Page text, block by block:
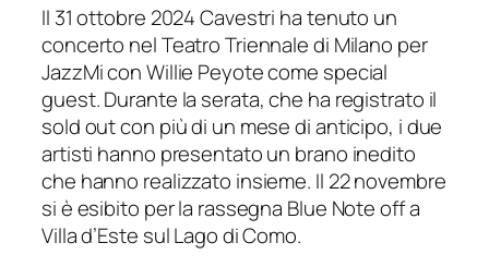
Il 31 ottobre 2024 Cavestri ha tenuto un
concerto nel Teatro Triennale di Milano per
JazzMi con Willie Peyote come special
guest. Durante la serata, che ha registrato il
sold out con più di un mese di anticipo, i due
artisti hanno presentato un brano inedito
che hanno realizzato insieme. Il 22 novembre
si è esibito per la rassegna Blue Note off a
Villa d’Este sul Lago di Como.